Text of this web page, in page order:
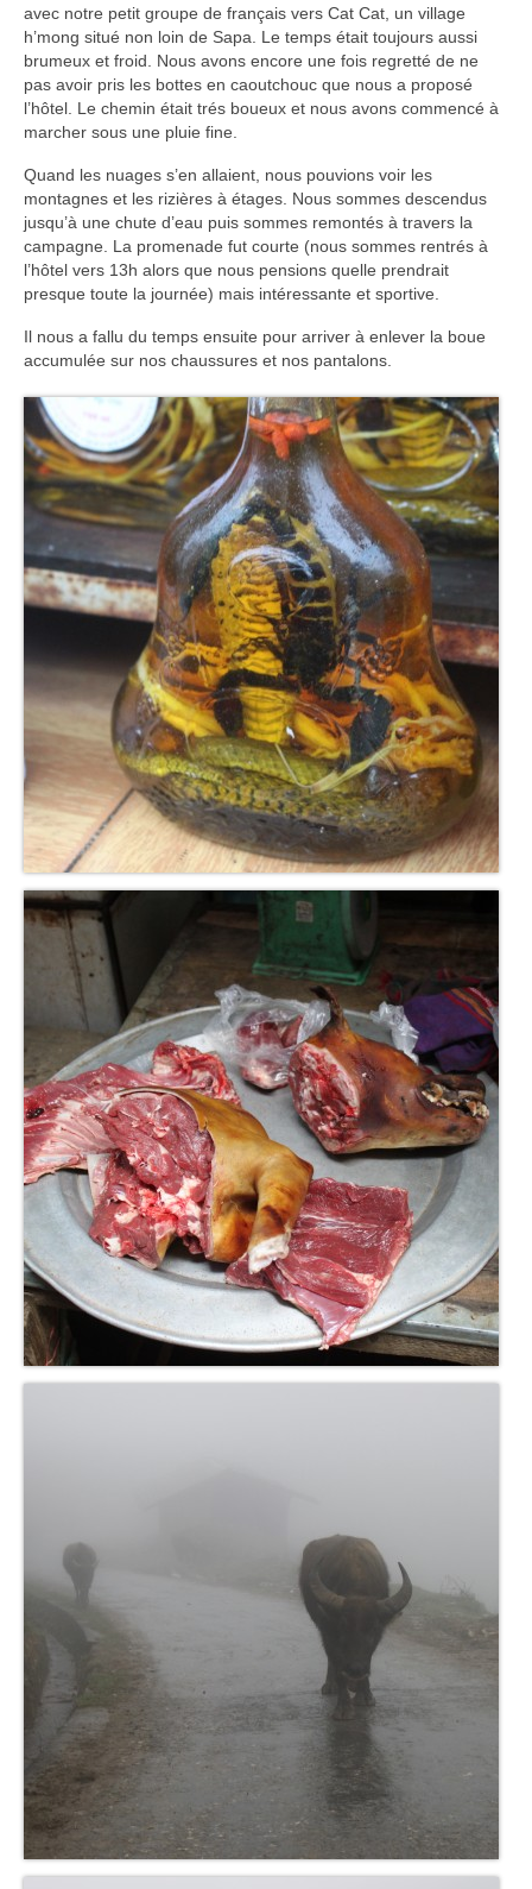
avec notre petit groupe de français vers Cat Cat, un village
h’mong situé non loin de Sapa. Le temps était toujours aussi
brumeux et froid. Nous avons encore une fois regretté de ne
pas avoir pris les bottes en caoutchouc que nous a proposé
l’hôtel. Le chemin était trés boueux et nous avons commencé à
marcher sous une pluie fine.
Quand les nuages s’en allaient, nous pouvions voir les
montagnes et les rizières à étages. Nous sommes descendus
jusqu’à une chute d’eau puis sommes remontés à travers la
campagne. La promenade fut courte (nous sommes rentrés à
l’hôtel vers 13h alors que nous pensions quelle prendrait
presque toute la journée) mais intéressante et sportive.
Il nous a fallu du temps ensuite pour arriver à enlever la boue
accumulée sur nos chaussures et nos pantalons.